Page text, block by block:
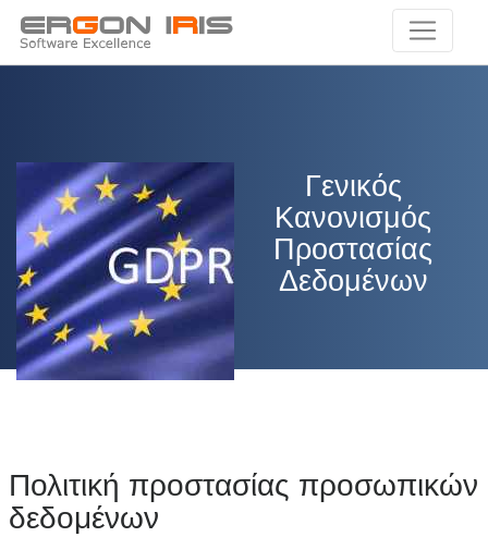
Γενικός
Κανονισμός
Προστασίας
Δεδομένων
Πολιτική προστασίας προσωπικών
δεδομένων